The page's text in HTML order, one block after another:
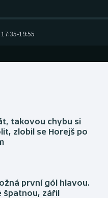
17:35-19:55
takovou chybu si
zlobil se Horejš po
první gól hlavou.
špatnou, zářil